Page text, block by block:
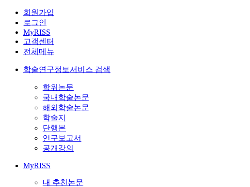
회원가입
로그인
MyRISS
고객센터
전체메뉴
학술연구정보서비스 검색
학위논문
국내학술논문
해외학술논문
학술지
단행본
연구보고서
공개강의
MyRISS
내 추천논문